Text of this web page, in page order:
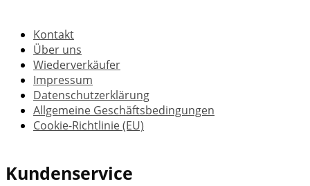
Kontakt
Über uns
Wiederverkäufer
Impressum
Datenschutzerklärung
Allgemeine Geschäftsbedingungen
Cookie-Richtlinie (EU)
Kundenservice